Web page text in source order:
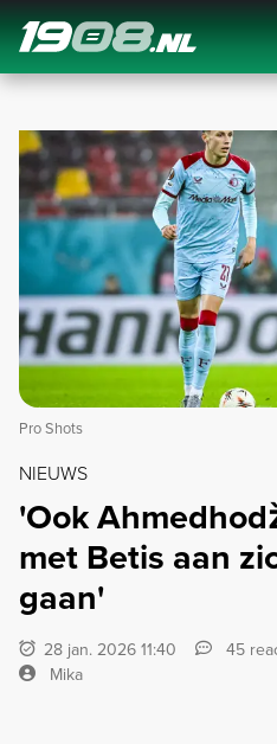
Navigation
Pro Shots
NIEUWS
'Ook
met Betis aan
gaan'
28 jan. 2026 11:40
45
Mika